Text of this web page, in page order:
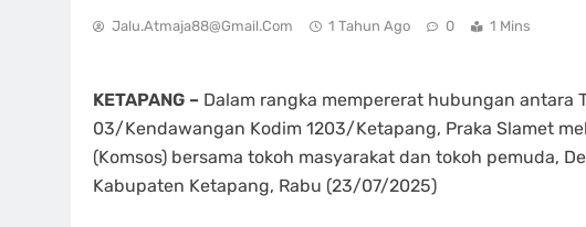
Jalu.atmaja88@gmail.com 1 Tahun Ago 0 1 Mins
KETAPANG – Dalam rangka mempererat hubungan antara
03/Kendawangan Kodim 1203/Ketapang, Praka Slamet
(Komsos) bersama tokoh masyarakat dan tokoh pemuda,
Kabupaten Ketapang, Rabu (23/07/2025)